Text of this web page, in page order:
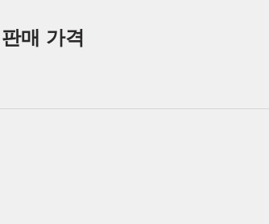
판매 가격